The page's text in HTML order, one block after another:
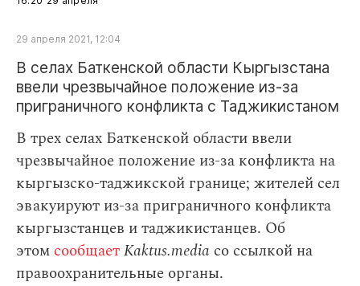
29 апреля 2021, 12:04
В селах Баткенской области Кыргызстана
ввели чрезвычайное положение из‑за
приграничного конфликта с Таджикистаном
В трех селах Баткенской области ввели
чрезвычайное положение из-за конфликта на
кыргызско-таджикской границе; жителей сел
эвакуируют из-за приграничного конфликта
кыргызстанцев и таджикистанцев. Об
этом сообщаетKaktus.media со ссылкой на
правоохранительные органы.